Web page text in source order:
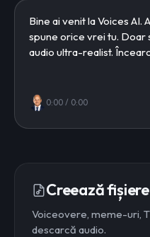
0:00 / 0:00
Creează
Voiceovere, meme-uri,
descarcă audio.